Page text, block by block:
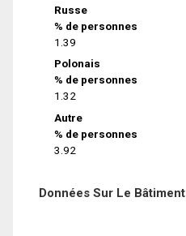
Russe
% de personnes
1.39
Polonais
% de personnes
1.32
Autre
% de personnes
3.92
Données Sur Le Bâtiment